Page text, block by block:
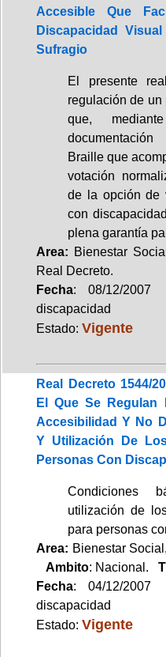
Accesible Que
Discapacidad
Sufragio
El presente
regulación de
que,
Braille que
votación
de la opción de
con
plena garantía
Area: Bienestar
Real Decreto.
Fecha: 08/12/2007
discapacidad
Estado: Vigente
Real Decreto 1544/
El Que Se Regulan
Accesibilidad Y No
Y Utilización De
Personas Con
Condiciones
utilización de
para personas
Area: Bienestar
Ambito: Nacional.
Fecha: 04/12/2007
discapacidad
Estado: Vigente